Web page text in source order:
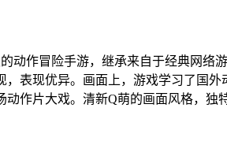
动作冒险手游，继承来自于经典网
，表现优异。画面上，游戏学习了国
作片大戏。清新Q萌的画面风格，